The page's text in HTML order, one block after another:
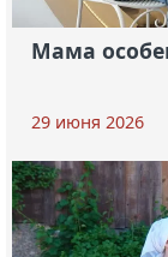
Мама
29 июня 2026